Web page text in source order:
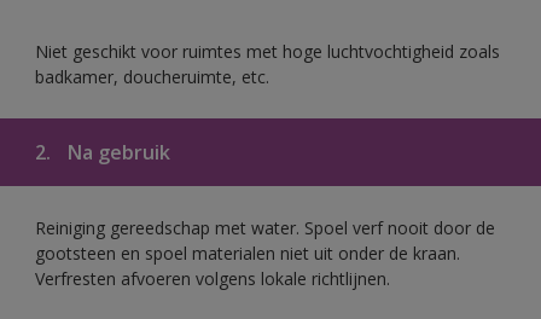
Niet geschikt voor ruimtes met hoge luchtvochtigheid zoals
badkamer, doucheruimte, etc.
2. Na gebruik
Reiniging gereedschap met water. Spoel verf nooit door de
gootsteen en spoel materialen niet uit onder de kraan.
Verfresten afvoeren volgens lokale richtlijnen.